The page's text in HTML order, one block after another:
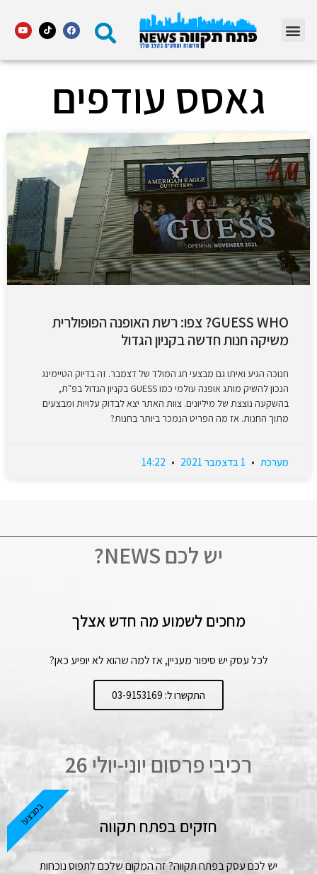
גאסס עודפים
GUESS WHO? צפו: רשת האופנה הפופולרית
משיקה חנות חדשה בקניון הגדול
חנוכה הגיע ואיתו גם מבצעי חג המולד של דצמבר. זה בדיוק הטיימינג
הנכון להשיק מותג אופנה עולמי כמו GUESS בקניון הגדול בפ"ת,
בהשקעה נוצצת של מיליונים. צוות האתר יצא לבדוק עלויות ומבצעים
מתוך החנות. אז מה הפריט הנמכר ביותר בחנות?
מערכת
יש לכם NEWS?
מחכים לשמוע מה חדש אצלך
לכל עסק יש סיפור מעניין, אז למה שהוא לא יופיע כאן?
התקשרו ל: 03-9153169
רכיבי פרסום יוני-יולי 26
חזקים בפתח תקווה
יש לכם עסק בפתח תקווה? זה המקום שלכם לתפוס נוכחות
במבצע!